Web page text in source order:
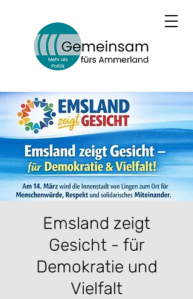
Emsland zeigt
Gesicht - für
Demokratie und
Vielfalt